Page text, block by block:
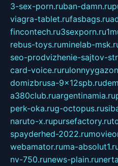
3-sex-porn.ruban-damn.ru
viagra-tablet.rufasbags.ru
fincontech.ru3sexporn.ru
rebus-toys.ruminelab-
seo-prodvizhenie-sajtov-
card-voice.ru
domizbrusa-9x12spb.ru
a380club.ruargentinamia.ru
perk-oka.rug-octopus.ru
naruto-x.rupursefactory.ru
spayderhed-2022.ru
webamator.ruma-
nv-750.runews-plain.ru